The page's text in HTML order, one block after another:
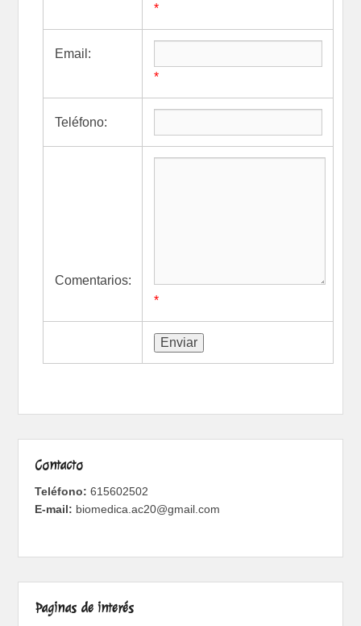
*
Email:
*
Teléfono:
Comentarios:
*
Contacto
Teléfono: 615602502
E-mail: biomedica.ac20@gmail.com
Paginas de interés